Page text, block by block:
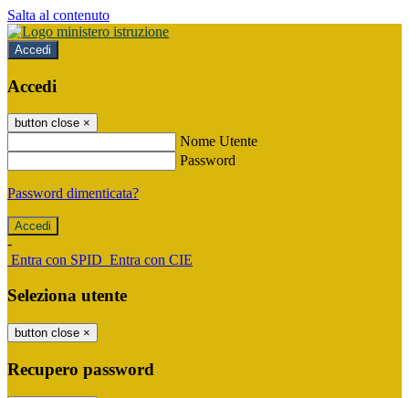
Salta al contenuto
Accedi
Accedi
button close ×
Nome Utente
Password
Password dimenticata?
-
Entra con SPID Entra con CIE
Seleziona utente
button close ×
Recupero password